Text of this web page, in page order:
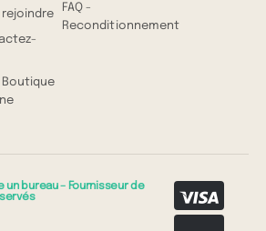
rejoindre
Boutique
FAQ -
Reconditionnement
bureau – Fournisseur de